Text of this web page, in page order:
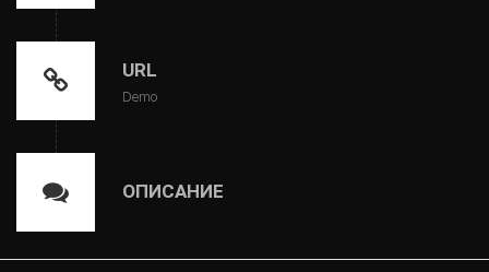
URL
Demo
ОПИСАНИЕ